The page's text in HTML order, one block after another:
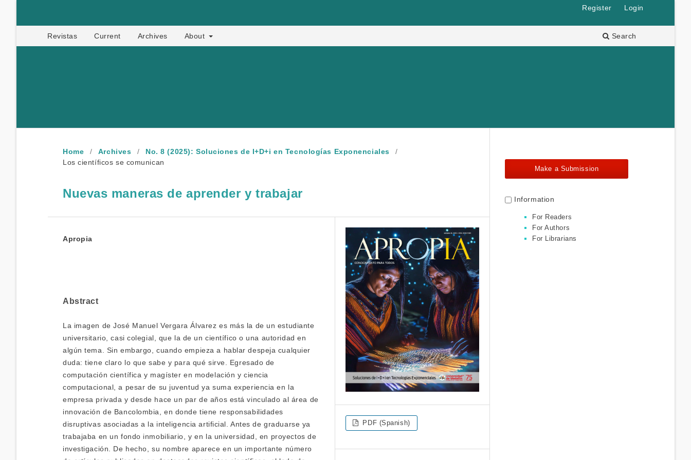
Apropia
Revistas Current Archives About Search
Register Login
Home / Archives / No. 8 (2025): Soluciones de I+D+i en Tecnologías Exponenciales
/
Los científicos se comunican
Nuevas maneras de aprender y trabajar
Apropia
Abstract
La imagen de José Manuel Vergara Álvarez es más la de un estudiante
universitario, casi colegial, que la de un científico o una autoridad en
algún tema. Sin embargo, cuando empieza a hablar despeja cualquier
duda: tiene claro lo que sabe y para qué sirve. Egresado de
computación científica y magíster en modelación y ciencia
computacional, a pesar de su juventud ya suma experiencia en la
empresa privada y desde hace un par de años está vinculado al área de
innovación de Bancolombia, en donde tiene responsabilidades
disruptivas asociadas a la inteligencia artificial. Antes de graduarse ya
trabajaba en un fondo inmobiliario, y en la universidad, en proyectos de
investigación. De hecho, su nombre aparece en un importante número
PDF (Spanish)
Make a Submission
Information
For Readers
For Authors
For Librarians